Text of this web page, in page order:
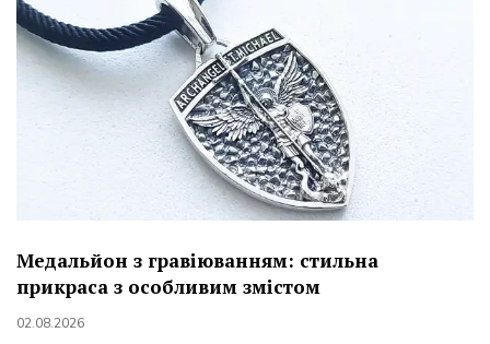
Медальйон з гравіюванням: стильна
прикраса з особливим змістом
02.08.2026